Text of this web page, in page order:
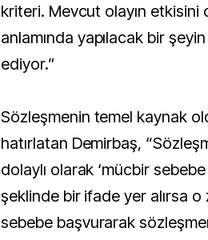
kriteri. Mevcut olayın etkisini
anlamında yapılacak bir
ediyor.”
Sözleşmenin temel kaynak
hatırlatan Demirbaş,
dolaylı olarak ‘mücbir
şeklinde bir ifade yer alırsa
sebebe başvurarak